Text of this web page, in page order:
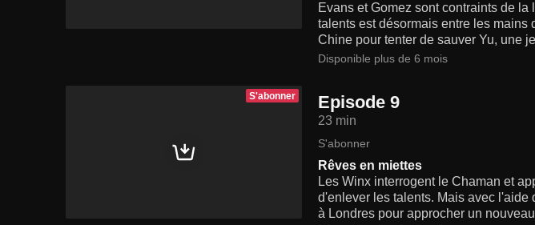
Evans et Gomez sont contraints de
talents est désormais entre les
Chine pour tenter de sauver Yu, une
Disponible plus de 6 mois
S'abonner Episode 9
23 min
S'abonner
Rêves en miettes
Les Winx interrogent le Chaman et
d'enlever les talents. Mais avec l'aide
à Londres pour approcher un